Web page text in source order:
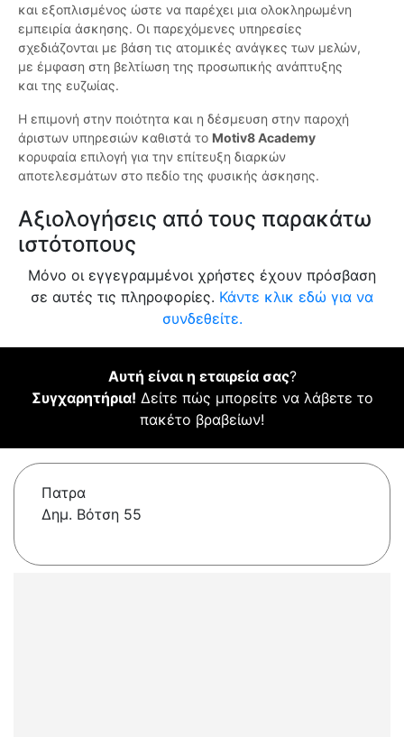
και εξοπλισμένος ώστε να παρέχει μια ολοκληρωμένη
εμπειρία άσκησης. Οι παρεχόμενες υπηρεσίες
σχεδιάζονται με βάση τις ατομικές ανάγκες των μελών,
με έμφαση στη βελτίωση της προσωπικής ανάπτυξης
και της ευζωίας.
Η επιμονή στην ποιότητα και η δέσμευση στην παροχή
άριστων υπηρεσιών καθιστά το Motiv8 Academy
κορυφαία επιλογή για την επίτευξη διαρκών
αποτελεσμάτων στο πεδίο της φυσικής άσκησης.
Αξιολογήσεις από τους παρακάτω
ιστότοπους
Μόνο οι εγγεγραμμένοι χρήστες έχουν πρόσβαση
σε αυτές τις πληροφορίες. Κάντε κλικ εδώ για να
συνδεθείτε.
Αυτή είναι η εταιρεία σας?
Συγχαρητήρια! Δείτε πώς μπορείτε να λάβετε το
πακέτο βραβείων!
Πατρα
Δημ. Βότση 55